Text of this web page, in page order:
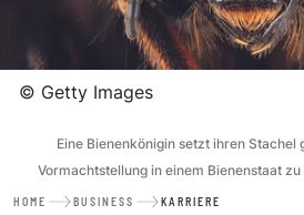
© Getty Images
Eine Bienenkönigin setzt ihren Stachel
Vormachtstellung in einem Bienenstaat
HOME BUSINESS KARRIERE